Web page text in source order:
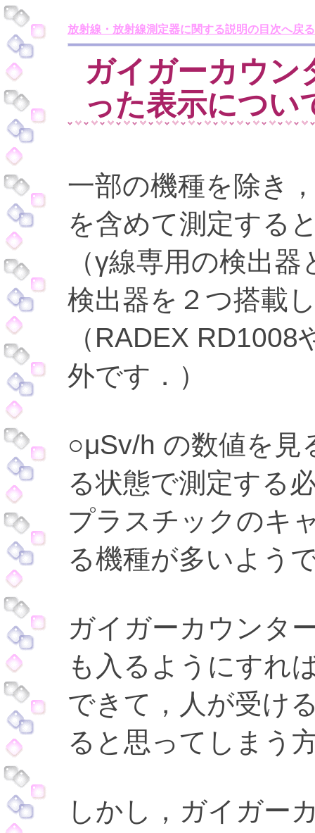
放射線・放射線測定器に関する説明の目次へ戻る
ガイガーカウン
った表示につい
一部の機種を除き
を含めて測定する
（γ線専用の検出
検出器を２つ搭載
（RADEX
外です．）
○μSv/h の数値を見
る状態で測定する
プラスチックのキ
る機種が多いよう
ガイガーカウンタ
も入るようにすれ
できて，人が受け
ると思ってしまう
しかし，ガイガー